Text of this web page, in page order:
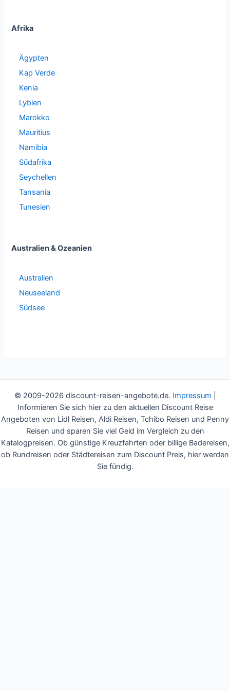
Afrika
Ägypten
Kap Verde
Kenia
Lybien
Marokko
Mauritius
Namibia
Südafrika
Seychellen
Tansania
Tunesien
Australien & Ozeanien
Australien
Neuseeland
Südsee
© 2009-2026 discount-reisen-angebote.de. Impressum
Informieren Sie sich hier zu den aktuellen Discount Reise
Angeboten von Lidl Reisen, Aldi Reisen, Tchibo Reisen und Penny
Reisen und sparen Sie viel Geld im Vergleich zu den
Katalogpreisen. Ob günstige Kreuzfahrten oder billige Badereisen,
ob Rundreisen oder Städtereisen zum Discount Preis, hier werden
Sie fündig.